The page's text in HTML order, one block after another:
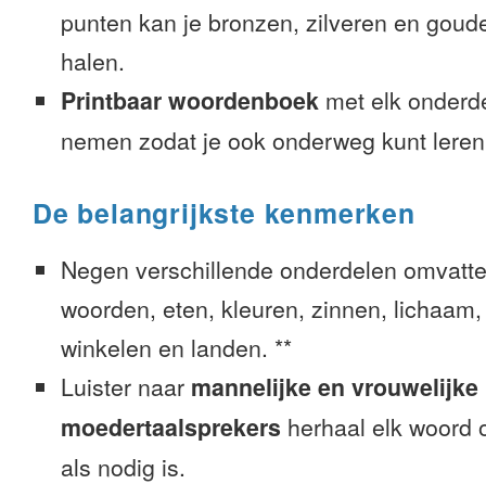
punten kan je bronzen, zilveren en
halen.
Printbaar woordenboek met elk
nemen zodat je ook onderweg kunt
De belangrijkste kenmerken
Negen verschillende onderdelen
woorden, eten, kleuren, zinnen,
winkelen en landen. **
Luister naar mannelijke en vrouwelijke
moedertaalsprekers herhaal elk woord
als nodig is.